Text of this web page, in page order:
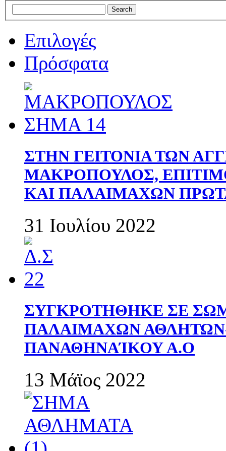
Επιλογές
Πρόσφατα
ΣΤΗΝ ΓΕΙΤΟΝΙΑ ΤΩΝ
ΜΑΚΡΟΠΟΥΛΟΣ,
ΚΑΙ ΠΑΛΑΙΜΑΧΩΝ
31 Ιουλίου 2022
ΣΥΓΚΡΟΤΗΘΗΚΕ ΣΕ
ΠΑΛΑΙΜΑΧΩΝ
ΠΑΝΑΘΗΝΑΊΚΟΥ Α.Ο
13 Μάϊος 2022